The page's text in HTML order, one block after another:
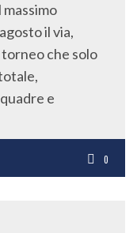
il via,
torneo che solo
e
0